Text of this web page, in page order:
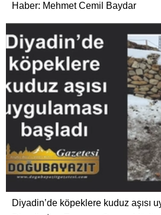
Haber: Mehmet Cemil Baydar
Diyadin’de köpeklere kuduz aşısı